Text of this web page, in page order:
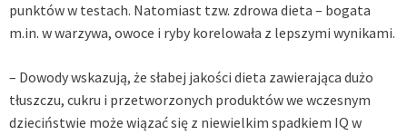
punktów w testach. Natomiast tzw. zdrowa dieta – bogata
m.in. w warzywa, owoce i ryby korelowała z lepszymi wynikami.
– Dowody wskazują, że słabej jakości dieta zawierająca dużo
tłuszczu, cukru i przetworzonych produktów we wczesnym
dzieciństwie może wiązać się z niewielkim spadkiem IQ w